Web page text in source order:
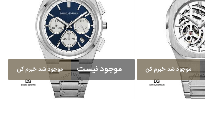
موجود شد خبرم کن موجود نیست موجود شد خبرم کن